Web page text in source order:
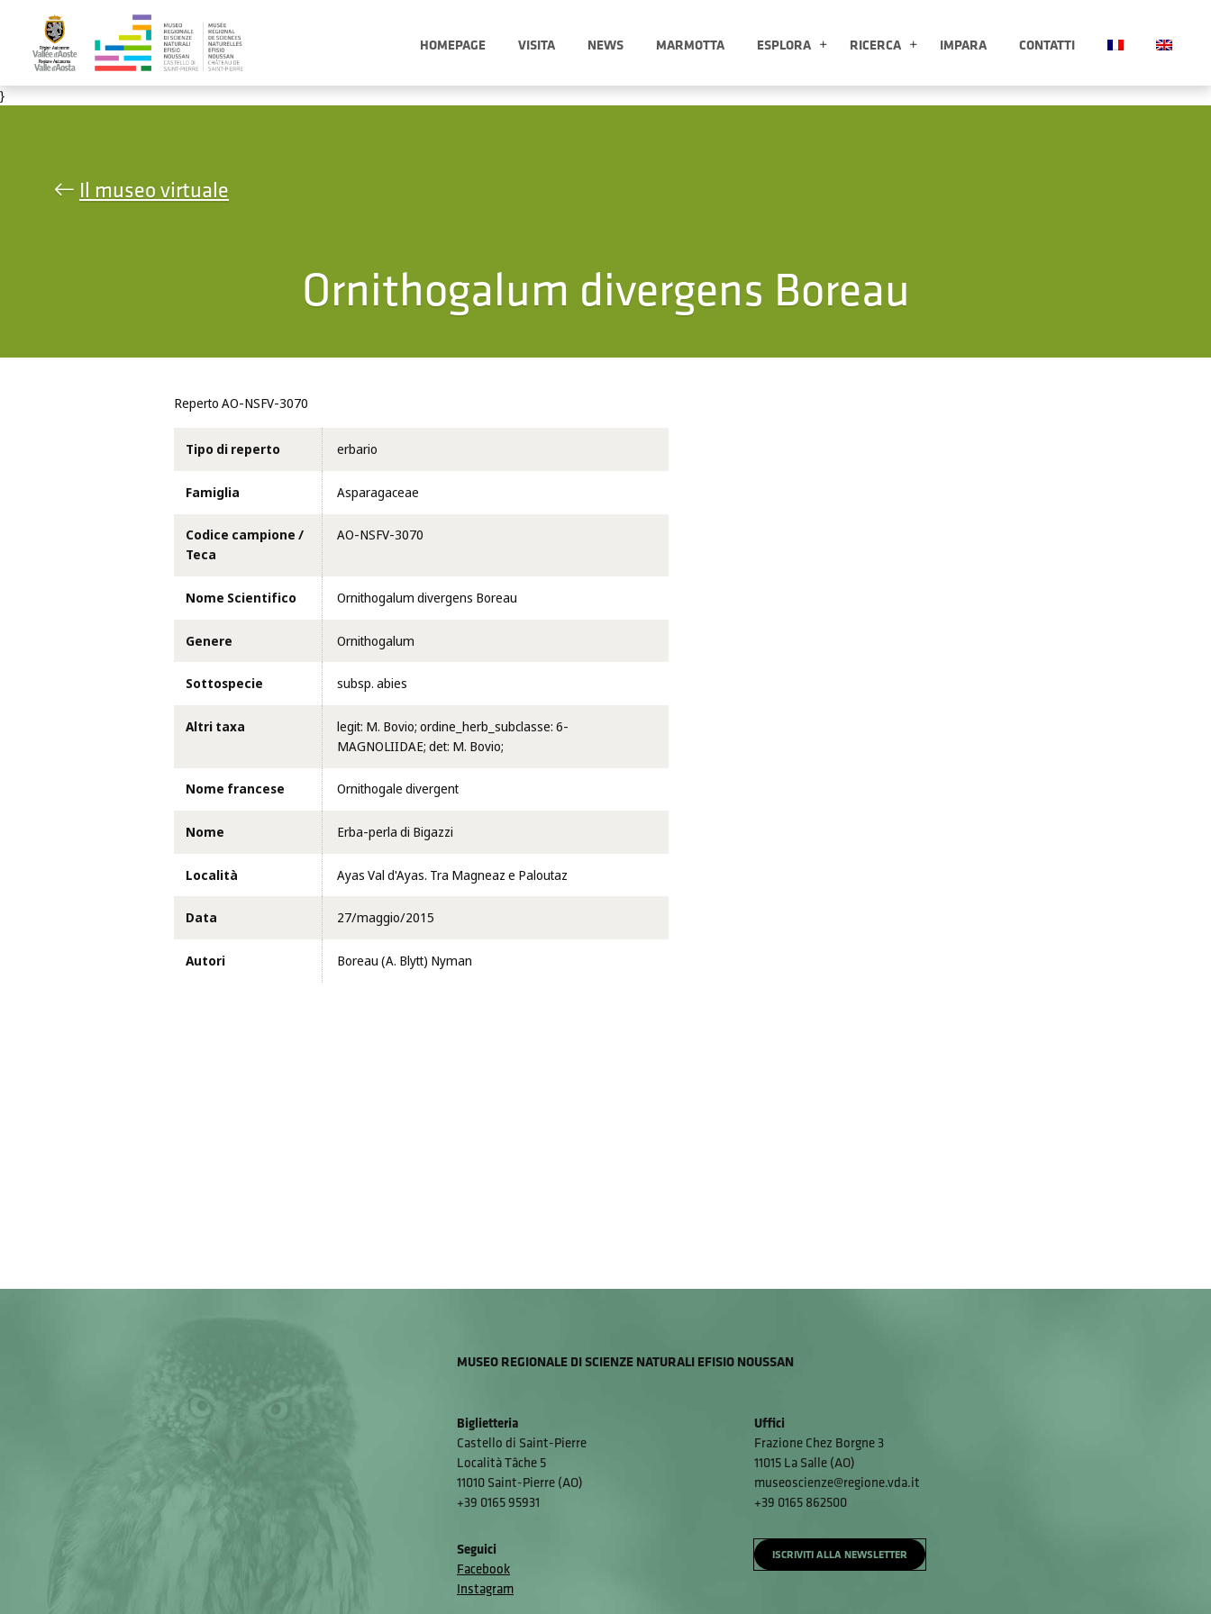
HOMEPAGE VISITA NEWS MARMOTTA ESPLORA RICERCA IMPARA CONTATTI
}
Il museo virtuale
Ornithogalum divergens Boreau
Reperto AO-NSFV-3070
Tipo di reperto erbario
Famiglia Asparagaceae
Codice campione /
Teca
AO-NSFV-3070
Nome Scientifico Ornithogalum divergens Boreau
Genere Ornithogalum
Sottospecie subsp. abies
Altri taxa
legit: M. Bovio; ordine_herb_subclasse: 6-
MAGNOLIIDAE; det: M. Bovio;
Nome francese Ornithogale divergent
Nome Erba-perla di Bigazzi
Località Ayas Val d'Ayas. Tra Magneaz e Paloutaz
Data 27/maggio/2015
Autori Boreau (A. Blytt) Nyman
MUSEO REGIONALE DI SCIENZE NATURALI EFISIO NOUSSAN
Biglietteria
Castello di Saint-Pierre
Località Tâche 5
11010 Saint-Pierre (AO)
+39 0165 95931
Uffici
Frazione Chez Borgne 3
11015 La Salle (AO)
museoscienze@regione.vda.it
+39 0165 862500
Seguici
Facebook
Instagram
ISCRIVITI ALLA NEWSLETTER